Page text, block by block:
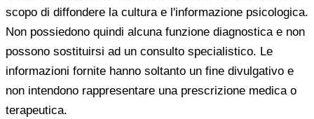
scopo di diffondere la cultura e l'informazione psicologica.
Non possiedono quindi alcuna funzione diagnostica e non
possono sostituirsi ad un consulto specialistico. Le
informazioni fornite hanno soltanto un fine divulgativo e
non intendono rappresentare una prescrizione medica o
terapeutica.